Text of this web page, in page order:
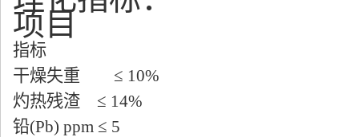
项目
指标
干燥失重 ≤ 10%
灼热残渣 ≤ 14%
铅(Pb) ppm ≤ 5